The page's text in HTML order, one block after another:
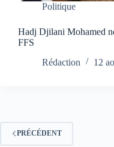
Politique
Hadj Djilani Mohamed
FFS
Rédaction
12
PRÉCÉDENT